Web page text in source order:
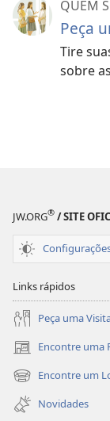
QUEM
Peça
Tire
sobre
JW.ORG® / SITE
Links rápidos
Peça uma
Encontre uma
(abre
nova
janela)
Encontre um
(abre
nova
janela)
Novidades